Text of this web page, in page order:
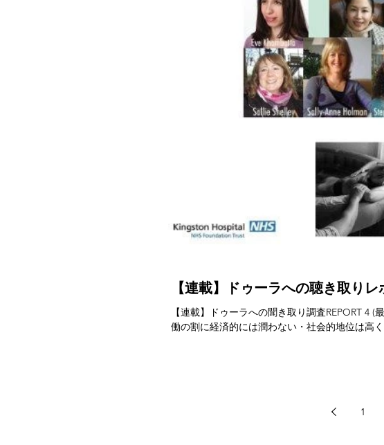
【連載】ドゥーラへの聴き取りレ
【連載】ドゥーラへの聞き取り調査REPORT 4
働の割に経済的には潤わない・社会的地位は高
1